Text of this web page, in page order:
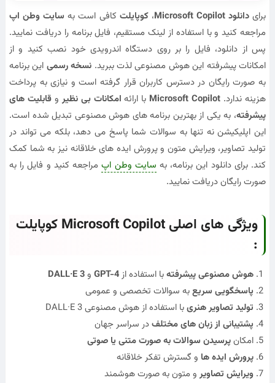
برایدانلود Microsoft Copilot ،کوپایلت کافی است به سایت وطن اپ
مراجعه کنید و با استفاده از لینک مستقیم، فایل برنامه را دریافت نمایید.
پس از دانلود، فایل را بر روی دستگاه اندرویدی خود نصب کنید و از
امکانات پیشرفته این هوش مصنوعی لذت ببرید. نسخه رسمی این برنامه
به صورت رایگان در دسترس کاربران قرار گرفته است و نیازی به پرداخت
هزینه ندارد. Microsoft Copilot با ارائه امکانات بی نظیروقابلیت های
پیشرفته، به یکی از بهترین برنامه های هوش مصنوعی تبدیل شده است.
این اپلیکیشن نه تنها به سوالات شما پاسخ می دهد، بلکه می تواند در
تولید تصاویر، ویرایش متون و پرورش ایده های خلاقانه نیز به شما کمک
کند. برای دانلود این برنامه، به سایت وطن اپمراجعه کنید و فایل را به
صورت رایگان دریافت نمایید.
ویژگی های اصلی Microsoft Copilot کوپایلت
:
هوش مصنوعی پیشرفتهبا استفاده از GPT-4 وDALL·E 3
پاسخگویی سریعبه سوالات تخصصی و عمومی
تولید تصاویر هنریبا استفاده از هوش مصنوعی DALL·E 3
پشتیبانی از زبان های مختلفدر سراسر جهان
امکانپرسیدن سوالات به صورت متنی یا صوتی
پرورش ایده ها و گسترش تفکر خلاقانه
ویرایش تصاویر و متون به صورت هوشمند